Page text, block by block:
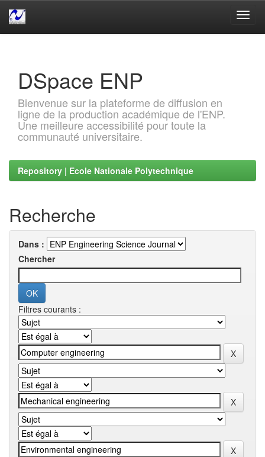
DSpace ENP
Bienvenue sur la plateforme de diffusion en
ligne de la production académique de l'ENP.
Une meilleure accessibilité pour toute la
communauté universitaire.
Repository | Ecole Nationale Polytechnique
Recherche
Dans :
Chercher
Filtres courants :